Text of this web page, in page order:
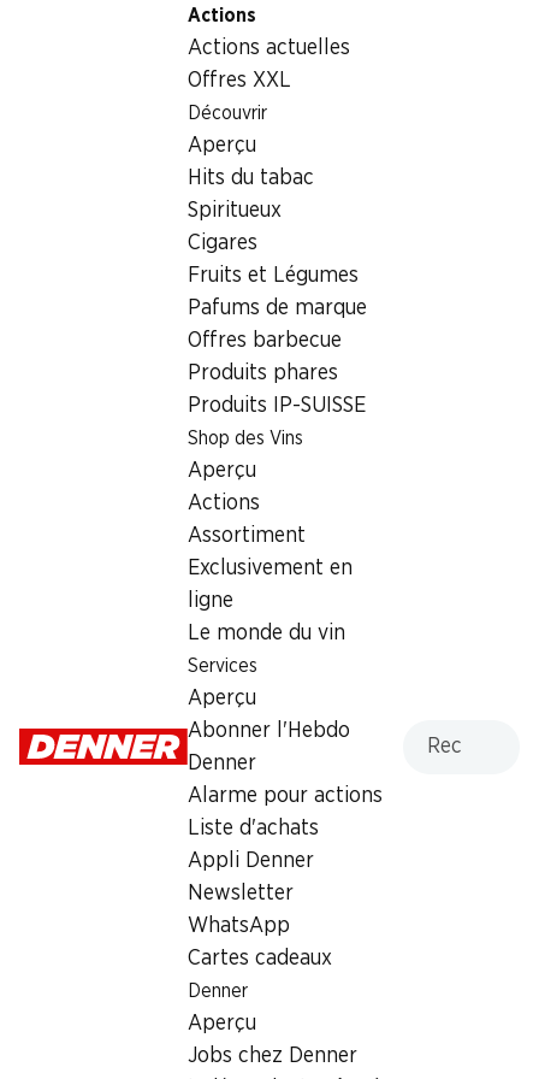
Actions
Actions actuelles
Offres XXL
Découvrir
Aperçu
Hits du tabac
Spiritueux
Cigares
Fruits et Légumes
Pafums de marque
Offres barbecue
Produits phares
Produits IP-SUISSE
Shop des Vins
Aperçu
Actions
Assortiment
Exclusivement en
ligne
Le monde du vin
Services
Aperçu
Abonner l'Hebdo
Denner
Alarme pour actions
Liste d'achats
Appli Denner
Newsletter
WhatsApp
Cartes cadeaux
Denner
Aperçu
Jobs chez Denner
Non alimentaire
Isana Lames de rasoir Men Pace 6+3D Flex
Isana Lames de rasoir Men Pace
1036039
Les clients ont également
8.90au lieu de 13.20